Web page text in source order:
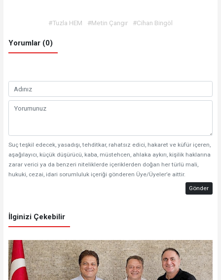
#Tuzla HEM #Metin Çangır #Cihan Bingöl
Yorumlar (0)
Suç teşkil edecek, yasadışı, tehditkar, rahatsız edici, hakaret ve küfür içeren,
aşağılayıcı, küçük düşürücü, kaba, müstehcen, ahlaka aykırı, kişilik haklarına
zarar verici ya da benzeri niteliklerde içeriklerden doğan her türlü mali,
hukuki, cezai, idari sorumluluk içeriği gönderen Üye/Üyeler’e aittir.
Gönder
İlginizi Çekebilir